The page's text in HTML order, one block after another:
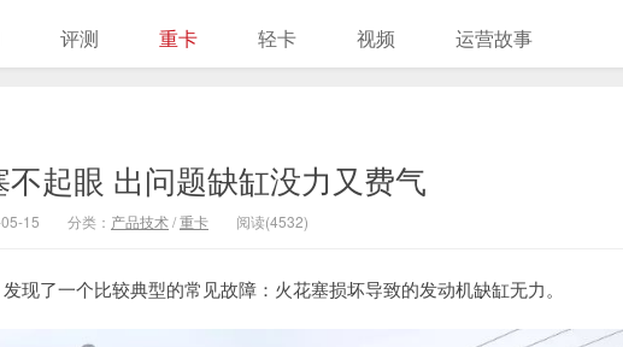
评测 重卡 轻卡 视频 运营故事
起眼 出问题缺缸没力又费气
15 分类： 产品技术/重卡 阅读(4532)
现了一个比较典型的常见故障：火花塞损坏导致的发动机缺缸无力。